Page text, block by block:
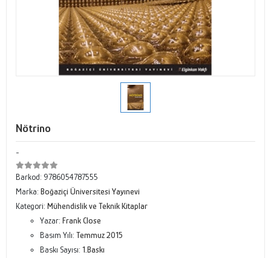
Nötrino
-
Barkod: 9786054787555
Marka: Boğaziçi Üniversitesi Yayınevi
Kategori: Mühendislik ve Teknik Kitaplar
Yazar: Frank Close
Basım Yılı: Temmuz 2015
Baskı Sayısı: 1.Baskı